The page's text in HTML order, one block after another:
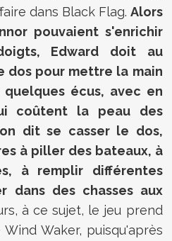
dans Black Flag. Alors
pouvaient s'enrichir
Edward doit au
dos pour mettre la main
écus, avec en
coûtent la peau des
dit se casser le dos,
à piller des bateaux, à
à remplir différentes
dans des chasses aux
à ce sujet, le jeu prend
Waker, puisqu'après